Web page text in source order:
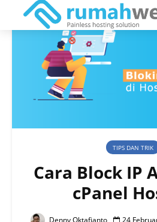
TIPS DAN TRIK
Cara Block IP
cPanel
Denny Oktafianto 24